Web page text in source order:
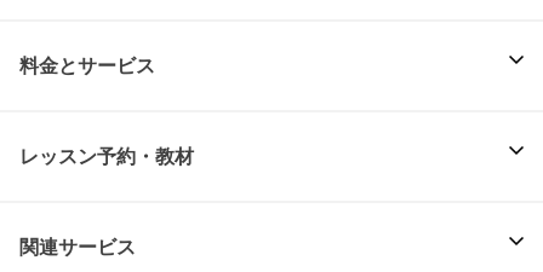
料金とサービス
レッスン予約・教材
関連サービス